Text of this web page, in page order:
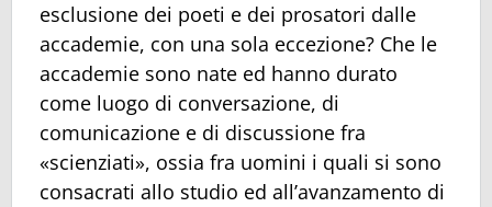
esclusione dei poeti e dei prosatori dalle
accademie, con una sola eccezione? Che le
accademie sono nate ed hanno durato
come luogo di conversazione, di
comunicazione e di discussione fra
«scienziati», ossia fra uomini i quali si sono
consacrati allo studio ed all’avanzamento di